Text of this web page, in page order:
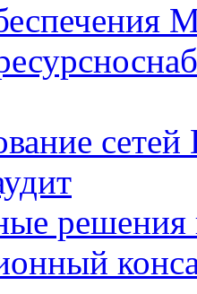
решения